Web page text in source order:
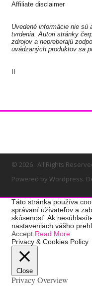
Affiliate disclaimer
Uvedené informácie nie
tvrdenia. Autori stránky
zdrojov a nepreberajú
uvádzaných produktov sa
© 2026 . All Rights
Powered by Wordpress.
Táto stránka používa
správaní užívateľov a
skúsenosť. Ak
nastaveniach vášho
Accept Read More
Privacy & Cookies Policy
Close
Privacy Overview